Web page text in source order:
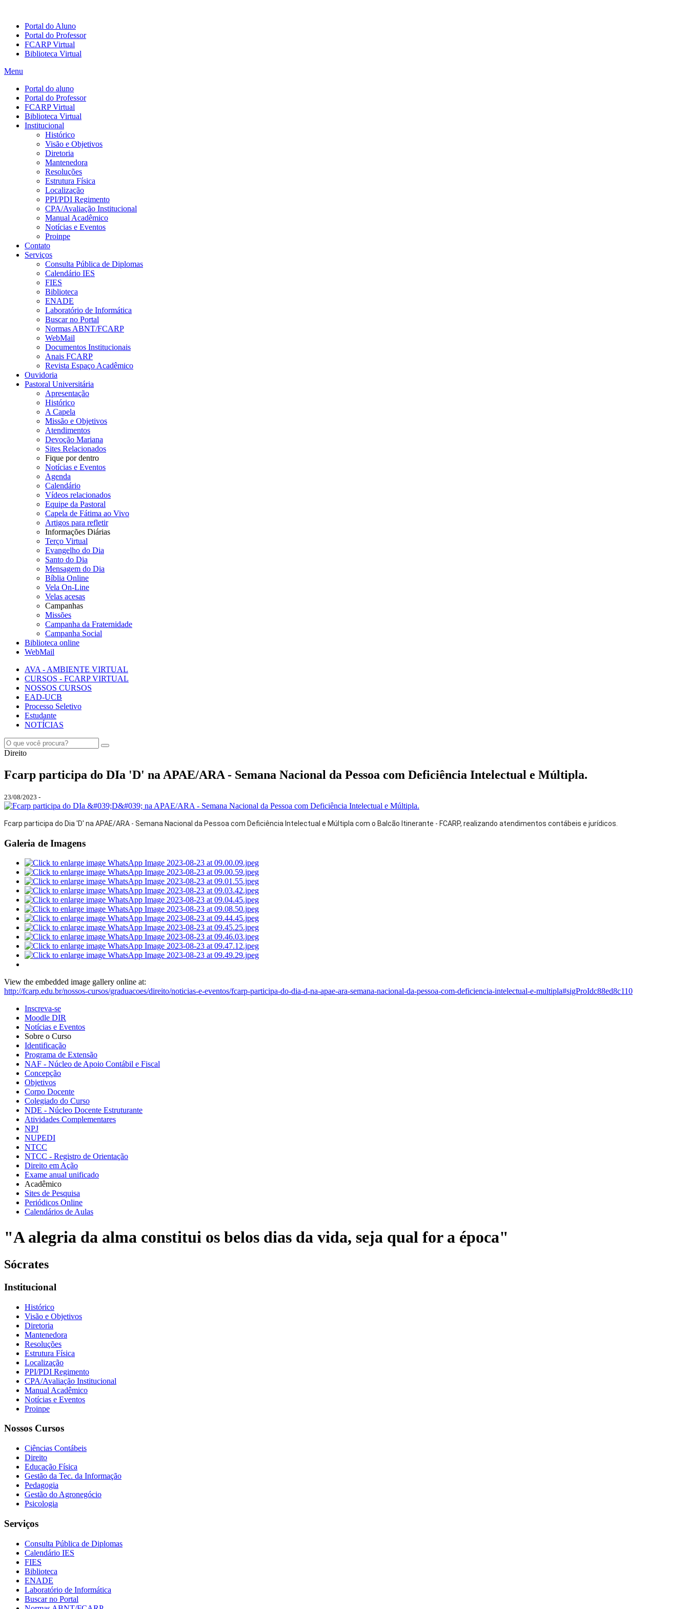
Portal do Aluno
Portal do Professor
FCARP Virtual
Biblioteca Virtual
Menu
Portal do aluno
Portal do Professor
FCARP Virtual
Biblioteca Virtual
Institucional
Histórico
Visão e Objetivos
Diretoria
Mantenedora
Resoluções
Estrutura Física
Localização
PPI/PDI Regimento
CPA/Avaliação Institucional
Manual Acadêmico
Notícias e Eventos
Proinpe
Contato
Serviços
Consulta Pública de Diplomas
Calendário IES
FIES
Biblioteca
ENADE
Laboratório de Informática
Buscar no Portal
Normas ABNT/FCARP
WebMail
Documentos Institucionais
Anais FCARP
Revista Espaço Acadêmico
Ouvidoria
Pastoral Universitária
Apresentação
Histórico
A Capela
Missão e Objetivos
Atendimentos
Devoção Mariana
Sites Relacionados
Fique por dentro
Notícias e Eventos
Agenda
Calendário
Vídeos relacionados
Equipe da Pastoral
Capela de Fátima ao Vivo
Artigos para refletir
Informações Diárias
Terço Virtual
Evangelho do Dia
Santo do Dia
Mensagem do Dia
Bíblia Online
Vela On-Line
Velas acesas
Campanhas
Missões
Campanha da Fraternidade
Campanha Social
Biblioteca online
WebMail
AVA - AMBIENTE VIRTUAL
CURSOS - FCARP VIRTUAL
NOSSOS CURSOS
EAD-UCB
Processo Seletivo
Estudante
NOTÍCIAS
Direito
Fcarp participa do DIa 'D' na APAE/ARA - Semana Nacional da Pessoa com Deficiência Intelectual e Múltipla.
23/08/2023 -
Fcarp participa do Dia 'D' na APAE/ARA - Semana Nacional da Pessoa com Deficiência Intelectual e Múltipla com o Balcão Itinerante - FCARP, realizando atendimentos contábeis e jurídicos.
Galeria de Imagens
View the embedded image gallery online at:
http://fcarp.edu.br/nossos-cursos/graduacoes/direito/noticias-e-eventos/fcarp-participa-do-dia-d-na-apae-ara-semana-nacional-da-pessoa-com-deficiencia-intelectual-e-multipla#sigProIdc88ed8c110
Inscreva-se
Moodle DIR
Notícias e Eventos
Sobre o Curso
Identificação
Programa de Extensão
NAF - Núcleo de Apoio Contábil e Fiscal
Concepção
Objetivos
Corpo Docente
Colegiado do Curso
NDE - Núcleo Docente Estruturante
Atividades Complementares
NPJ
NUPEDI
NTCC
NTCC - Registro de Orientação
Direito em Ação
Exame anual unificado
Acadêmico
Sites de Pesquisa
Periódicos Online
Calendários de Aulas
"A alegria da alma constitui os belos dias da vida, seja qual for a época"
Sócrates
Institucional
Histórico
Visão e Objetivos
Diretoria
Mantenedora
Resoluções
Estrutura Física
Localização
PPI/PDI Regimento
CPA/Avaliação Institucional
Manual Acadêmico
Notícias e Eventos
Proinpe
Nossos Cursos
Ciências Contábeis
Direito
Educação Física
Gestão da Tec. da Informação
Pedagogia
Gestão do Agronegócio
Psicologia
Serviços
Consulta Pública de Diplomas
Calendário IES
FIES
Biblioteca
ENADE
Laboratório de Informática
Buscar no Portal